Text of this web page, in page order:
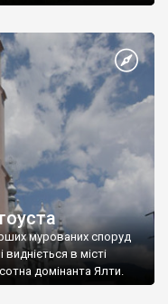
мурованих споруд
в місті
домінанта Ялти.